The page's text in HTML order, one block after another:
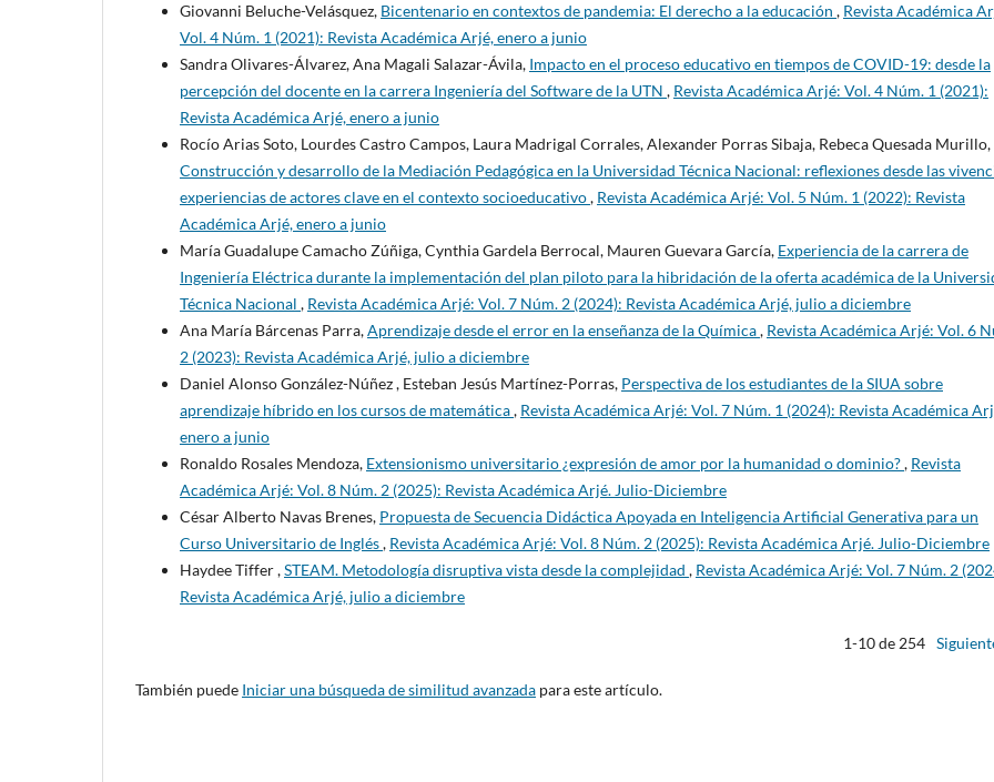
Giovanni Beluche-Velásquez, Bicentenario en contextos de pandemia: El derecho a la educación , Revista Académica
Vol. 4 Núm. 1 (2021): Revista Académica Arjé, enero a junio
Sandra Olivares-Álvarez, Ana Magali Salazar-Ávila, Impacto en el proceso educativo en tiempos de COVID-19: desde la
percepción del docente en la carrera Ingeniería del Software de la UTN , Revista Académica Arjé: Vol. 4 Núm. 1 (2021):
Revista Académica Arjé, enero a junio
Rocío Arias Soto, Lourdes Castro Campos, Laura Madrigal Corrales, Alexander Porras Sibaja, Rebeca Quesada Murillo,
Construcción y desarrollo de la Mediación Pedagógica en la Universidad Técnica Nacional: reflexiones desde las
experiencias de actores clave en el contexto socioeducativo, Revista Académica Arjé: Vol. 5 Núm. 1 (2022): Revista
Académica Arjé, enero a junio
María Guadalupe Camacho Zúñiga, Cynthia Gardela Berrocal, Mauren Guevara García, Experiencia de la carrera de
Ingeniería Eléctrica durante la implementación del plan piloto para la hibridación de la oferta académica de la
Técnica Nacional , Revista Académica Arjé: Vol. 7 Núm. 2 (2024): Revista Académica Arjé, julio a diciembre
Ana María Bárcenas Parra,Aprendizaje desde el error en la enseñanza de la Química, Revista Académica Arjé: Vol. 6
2 (2023): Revista Académica Arjé, julio a diciembre
Daniel Alonso González-Núñez , Esteban Jesús Martínez-Porras, Perspectiva de los estudiantes de la SIUA sobre
aprendizaje híbrido en los cursos de matemática, Revista Académica Arjé: Vol. 7 Núm. 1 (2024): Revista Académica
enero a junio
Ronaldo Rosales Mendoza, Extensionismo universitario ¿expresión de amor por la humanidad o dominio?, Revista
Académica Arjé: Vol. 8 Núm. 2 (2025): Revista Académica Arjé. Julio-Diciembre
César Alberto Navas Brenes, Propuesta de Secuencia Didáctica Apoyada en Inteligencia Artificial Generativa para un
Curso Universitario de Inglés, Revista Académica Arjé: Vol. 8 Núm. 2 (2025): Revista Académica Arjé. Julio-Diciembre
Haydee Tiffer ,STEAM. Metodología disruptiva vista desde la complejidad , Revista Académica Arjé: Vol. 7 Núm. 2
Revista Académica Arjé, julio a diciembre
1-10 de 254
También puede Iniciar una búsqueda de similitud avanzada para este artículo.